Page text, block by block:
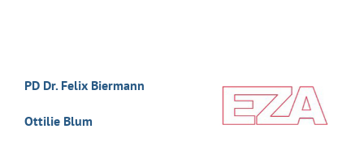
PD Dr. Felix Biermann
Ottilie Blum